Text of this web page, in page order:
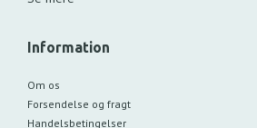
Information
Om os
Forsendelse og fragt
Handelsbetingelser